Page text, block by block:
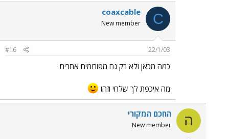
C
coaxcable
New member
22/1/03
#16
כמה מכאן ולא רק גם מפורומים אחרים
מה איכפת לך שלחי וזהו
ה החכם המקורי
New member